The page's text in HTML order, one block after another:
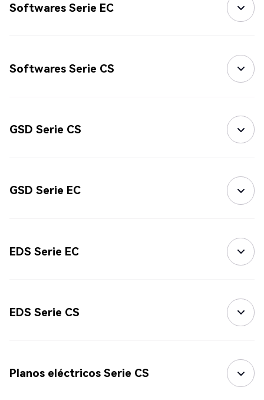
Softwares Serie EC
Softwares Serie CS
GSD Serie CS
GSD Serie EC
EDS Serie EC
EDS Serie CS
Planos eléctricos Serie CS